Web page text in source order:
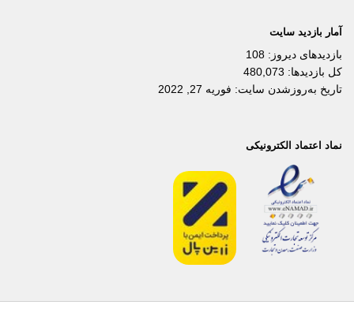
آمار بازدید سایت
بازدیدهای دیروز: 108
کل بازدیدها: 480,073
تاریخ به‌روزشدن سایت: فوریه 27, 2022
نماد اعتماد الکترونیکی